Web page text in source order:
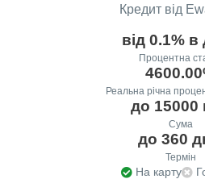
Кредит від
від 0.1% в
Процентна
Реальна річна
до 15000
Сума
до 360
Термін
На карту